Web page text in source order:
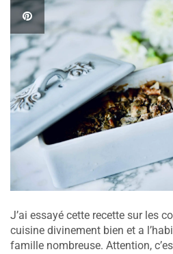
J’ai essayé cette recette sur les
cuisine divinement bien et a
famille nombreuse. Attention,